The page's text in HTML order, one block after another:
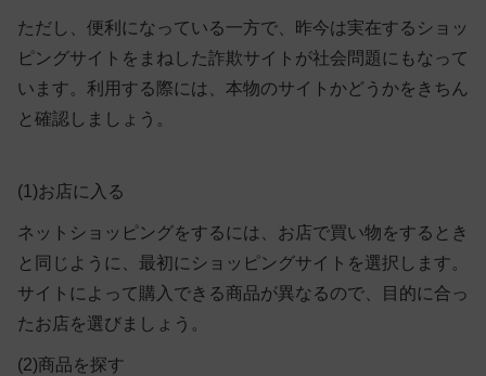
ただし、便利になっている一方で、
昨今は実在するショッ
ピングサイトをまねした詐欺サイトが社会問題にもなって
います。利用する際には、本物のサイトかどうかをきちん
と確認しましょう。
(1)お店に入る
ネットショッピングをするには、お店で買い物をするとき
と同じように、最初にショッピングサイトを選択します。
サイトによって購入できる商品が異なるので、目的に合っ
たお店を選びましょう。
(2)商品を探す